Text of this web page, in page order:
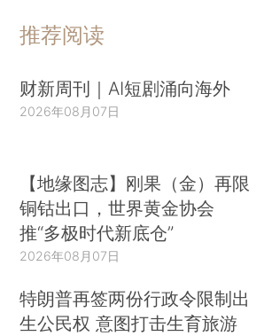
推荐阅读
财新周刊｜AI短剧涌向海外
2026年08月07日
【地缘图志】刚果（金）再限
铜钴出口，世界黄金协会
推“多极时代新底仓”
2026年08月07日
特朗普再签两份行政令限制出
生公民权 意图打击生育旅游